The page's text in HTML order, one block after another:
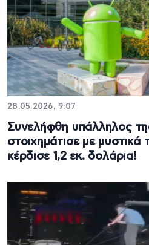
28.05.2026, 9:07
Συνελήφθη υπάλληλος
στοιχημάτισε με μυστικά
κέρδισε 1,2 εκ. δολάρια!